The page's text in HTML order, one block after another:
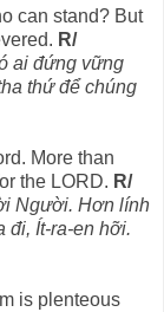
can stand? But
R/
ai đứng vững
thứ để chúng
More than
the LORD. R/
Người. Hơn lính
đi, Ít-ra-en hỡi.
is plenteous